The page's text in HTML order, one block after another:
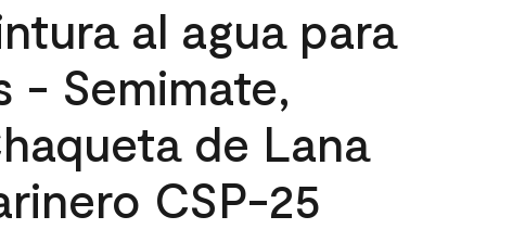
al agua para
- Semimate,
de Lana
CSP-25